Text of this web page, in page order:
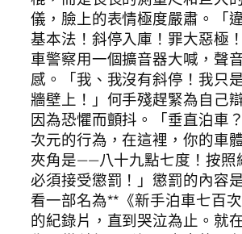
儀，臉上的表情極度嚴肅。「
基本法！斜停入庫！罪大惡極
車警察用一個擴音器大喊，聲
感。「我、我沒有斜停！我只
牆壁上！」何手殘趕緊為自己
因為恐懼而顫抖。「垂直泊車
次元的行為，在這裡，你的車
夾角是——八十九點七度！按照
必須接受懲罰！」懲罰的內容
看一部名為**《新手泊車七百次
的紀錄片，直到哭泣為止。就